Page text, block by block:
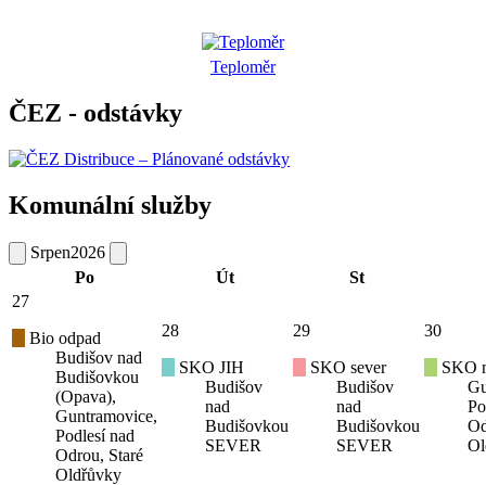
Teploměr
ČEZ - odstávky
Komunální služby
Srpen2026
Po
Út
St
27
Bio odpad
Budišov nad
Budišovkou
(Opava),
Guntramovice,
Podlesí nad
Odrou, Staré
Oldřůvky
28
SKO JIH
Budišov
nad
Budišovkou
SEVER
29
SKO sever
Budišov
nad
Budišovkou
SEVER
30
SKO